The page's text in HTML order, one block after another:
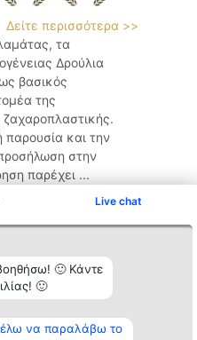
Live chat
🙂 Κάντε
🙂
να παραλάβω το
Δείτε περισσότερα >>
τα
Δρούλια
βασικός
της
ζαχαροπλαστικής.
και την
στην
παρέχει ...
Επικοινωνία